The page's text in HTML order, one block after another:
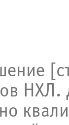
НХЛ.